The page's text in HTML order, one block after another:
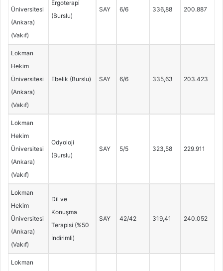
Üniversitesi
(Ankara)
(Vakıf)
Ergoterapi
(Burslu)
SAY 6/6 336,88 200.887
Lokman
Hekim
Üniversitesi
(Ankara)
(Vakıf)
Ebelik (Burslu) SAY 6/6 335,63 203.423
Lokman
Hekim
Üniversitesi
(Ankara)
(Vakıf)
Odyoloji
(Burslu)
SAY 5/5 323,58 229.911
Lokman
Hekim
Üniversitesi
(Ankara)
(Vakıf)
Dil ve
Konuşma
Terapisi (%50
İndirimli)
SAY 42/42 319,41 240.052
Lokman